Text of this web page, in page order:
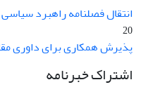
انتقال فصلنامه راهبرد
20
پذیرش همکاری برای داوری
اشتراک خبرنامه